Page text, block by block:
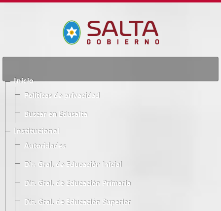
Inicio
Políticas de privacidad
Buscar en Edusalta
Institucional
Autoridades
Dir. Gral. de Educación Inicial
Dir. Gral. de Educación Primaria
Dir. Gral. de Educación Superior